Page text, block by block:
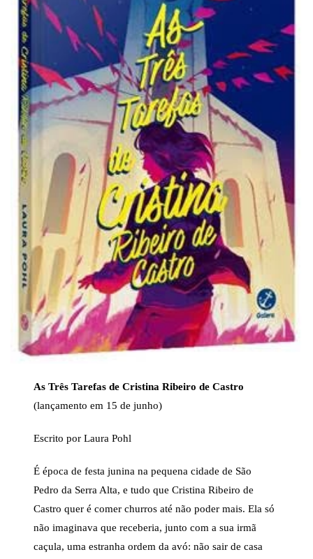
As Três Tarefas de Cristina Ribeiro de Castro
(lançamento em 15 de junho)
Escrito por Laura Pohl
É época de festa junina na pequena cidade de São
Pedro da Serra Alta, e tudo que Cristina Ribeiro de
Castro quer é comer churros até não poder mais. Ela só
não imaginava que receberia, junto com a sua irmã
caçula, uma estranha ordem da avó: não sair de casa